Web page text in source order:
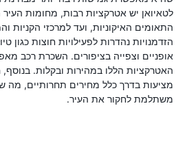
לטאיואן יש אטרקציות רבות, מחומות העיר
התאומים האיקוניות, ועד למרכזי הקניות
הזדמנויות נהדרות לפעילויות חוצות כגון
אופניים וצפייה בציפורים. השכרת רכב
האטרקציות הללו במהירות ובקלות.
מציעות בדרך כלל מחירים תחרותיים, מה
משתלמת לחקור את העיר.